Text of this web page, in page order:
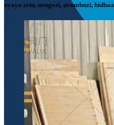
nyayo zetu, uongozi, uvumbuzi, bidhaa